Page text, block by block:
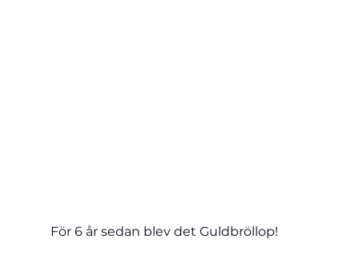
För 6 år sedan blev det Guldbröllop!